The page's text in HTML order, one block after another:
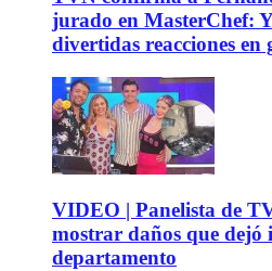
jurado en MasterChef:
divertidas reacciones en
VIDEO | Panelista de
mostrar daños que dejó
departamento